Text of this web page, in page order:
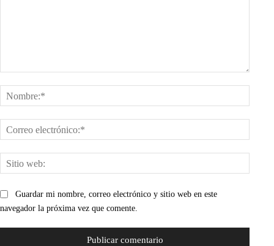
web:
Guardar mi nombre, correo electrónico y sitio web en este
navegador la próxima vez que comente.